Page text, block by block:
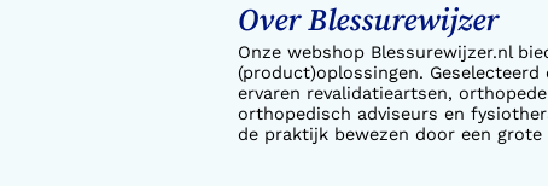
Over Blessurewijzer
Onze webshop Blessurewijzer.nl
(product)oplossingen. Geselecteerd
ervaren revalidatieartsen,
orthopedisch adviseurs en
de praktijk bewezen door een grote